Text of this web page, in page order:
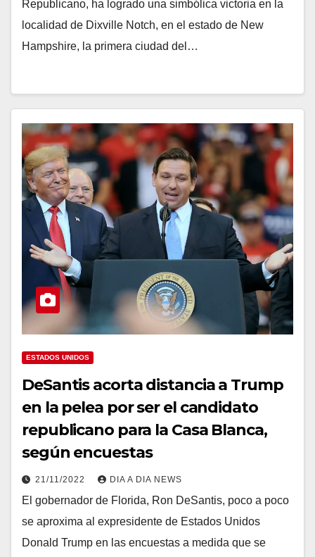
Republicano, ha logrado una simbólica victoria en la
localidad de Dixville Notch, en el estado de New
Hampshire, la primera ciudad del…
ESTADOS UNIDOS
DeSantis acorta distancia a Trump
en la pelea por ser el candidato
republicano para la Casa Blanca,
según encuestas
21/11/2022 DIA A DIA NEWS
El gobernador de Florida, Ron DeSantis, poco a poco
se aproxima al expresidente de Estados Unidos
Donald Trump en las encuestas a medida que se